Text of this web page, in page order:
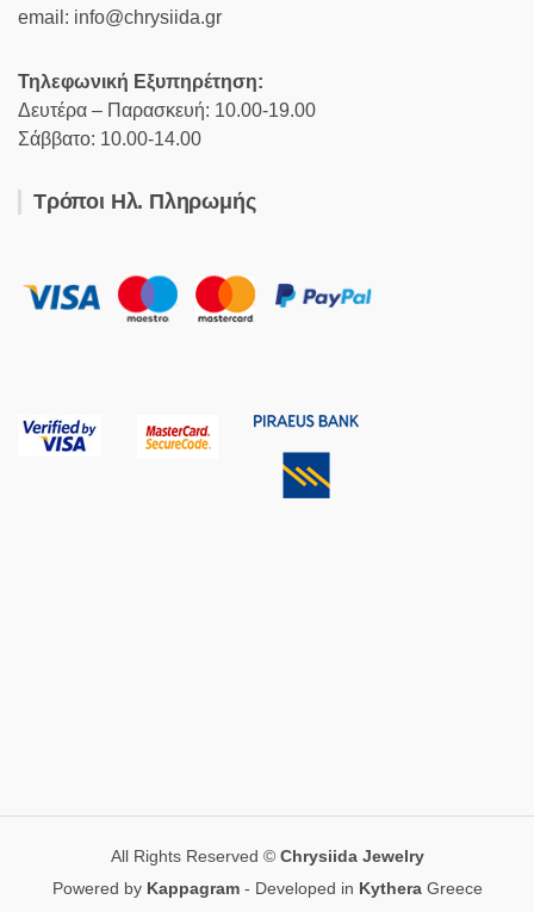
email: info@chrysiida.gr
Τηλεφωνική Εξυπηρέτηση:
Δευτέρα – Παρασκευή: 10.00-19.00
Σάββατο: 10.00-14.00
Τρόποι Ηλ. Πληρωμής
All Rights Reserved © Chrysiida Jewelry
Powered by Kappagram- Developed in KytheraGreece